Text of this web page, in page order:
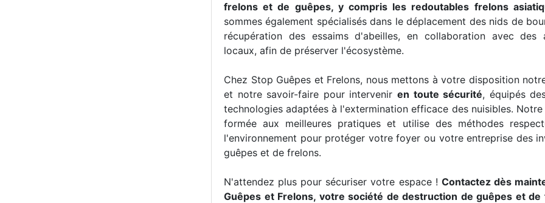
frelons et de guêpes, y compris les redoutables frelons
sommes également spécialisés dans le déplacement des nids de
récupération des essaims d'abeilles, en collaboration avec des
locaux, afin de préserver l'écosystème.
Chez Stop Guêpes et Frelons, nous mettons à votre disposition
et notre savoir-faire pour intervenir en toute sécurité, équipés
technologies adaptées à l'extermination efficace des nuisibles. Notre
formée aux meilleures pratiques et utilise des méthodes
l'environnement pour protéger votre foyer ou votre entreprise des
guêpes et de frelons.
N'attendez plus pour sécuriser votre espace ! Contactez dès
Guêpes et Frelons, votre société de destruction de guêpes et de